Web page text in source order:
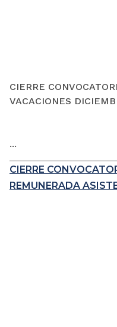
CIERRE
VACACIONES
...
CIERRE
REMUNERADA